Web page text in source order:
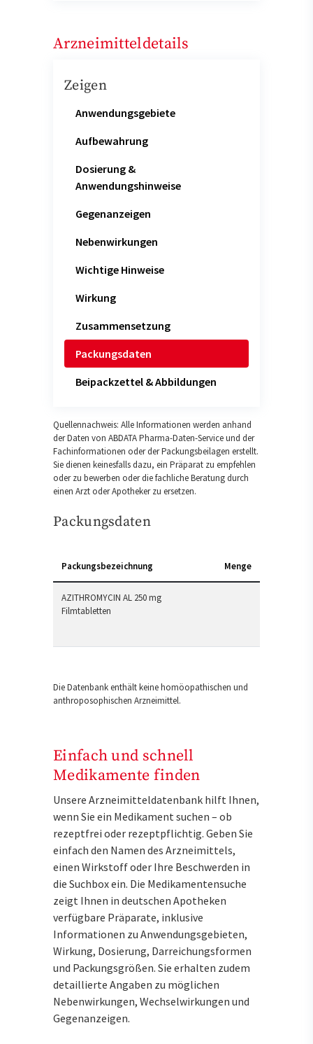
Arzneimitteldetails
Zeigen
Anwendungsgebiete
Aufbewahrung
Dosierung &
Anwendungshinweise
Gegenanzeigen
Nebenwirkungen
Wichtige Hinweise
Wirkung
Zusammensetzung
Packungsdaten
Beipackzettel & Abbildungen
Quellennachweis: Alle Informationen werden anhand
der Daten von ABDATA Pharma-Daten-Service und der
Fachinformationen oder der Packungsbeilagen erstellt.
Sie dienen keinesfalls dazu, ein Präparat zu empfehlen
oder zu bewerben oder die fachliche Beratung durch
einen Arzt oder Apotheker zu ersetzen.
Packungsdaten
Packungsbezeichnung Menge
AZITHROMYCIN AL 250 mg
Filmtabletten
Die Datenbank enthält keine homöopathischen und
anthroposophischen Arzneimittel.
Einfach und schnell
Medikamente finden
Unsere Arzneimitteldatenbank hilft Ihnen,
wenn Sie ein Medikament suchen – ob
rezeptfrei oder rezeptpflichtig. Geben Sie
einfach den Namen des Arzneimittels,
einen Wirkstoff oder Ihre Beschwerden in
die Suchbox ein. Die Medikamentensuche
zeigt Ihnen in deutschen Apotheken
verfügbare Präparate, inklusive
Informationen zu Anwendungsgebieten,
Wirkung, Dosierung, Darreichungsformen
und Packungsgrößen. Sie erhalten zudem
detaillierte Angaben zu möglichen
Nebenwirkungen, Wechselwirkungen und
Gegenanzeigen.